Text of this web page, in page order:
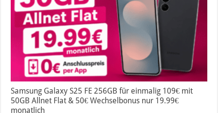
Samsung Galaxy S25 FE 256GB für einmalig 109€ mit
50GB Allnet Flat & 50€ Wechselbonus nur 19.99€
monatlich